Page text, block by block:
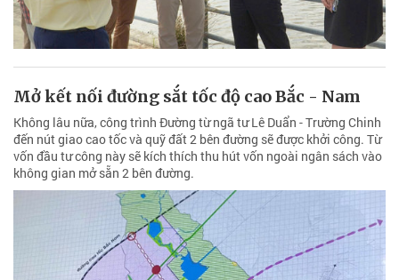
Mở kết nối đường sắt tốc độ cao Bắc - Nam
Không lâu nữa, công trình Đường từ ngã tư Lê Duẩn - Trường Chinh
đến nút giao cao tốc và quỹ đất 2 bên đường sẽ được khởi công. Từ
vốn đầu tư công này sẽ kích thích thu hút vốn ngoài ngân sách vào
không gian mở sẵn 2 bên đường.